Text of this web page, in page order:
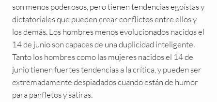
son menos poderosos, pero tienen tendencias egoístas y
dictatoriales que pueden crear conflictos entre ellos y
los demás. Los hombres menos evolucionados nacidos el
14 de junio son capaces de una duplicidad inteligente.
Tanto los hombres como las mujeres nacidos el 14 de
junio tienen fuertes tendencias a la crítica, y pueden ser
extremadamente despiadados cuando están de humor
para panfletos y sátiras.